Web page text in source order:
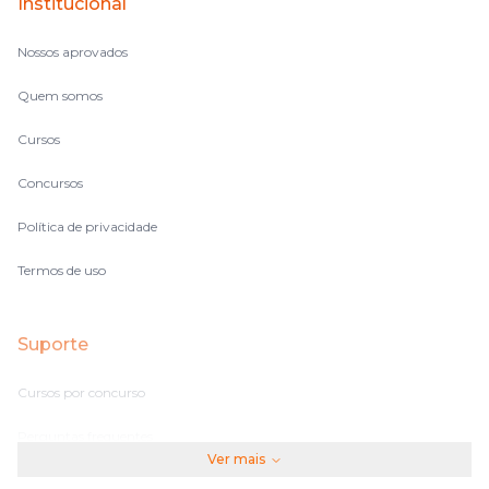
Nossos aprovados
Quem somos
Cursos
Concursos
Política de privacidade
Termos de uso
Suporte
Cursos por concurso
Ver mais